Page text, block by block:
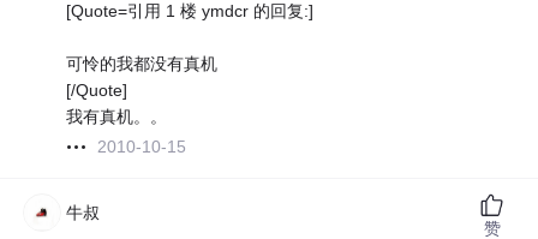
[Quote=引用 1 楼 ymdcr 的回复:]
可怜的我都没有真机
[/Quote]
我有真机。。
2010-10-15
牛叔
赞